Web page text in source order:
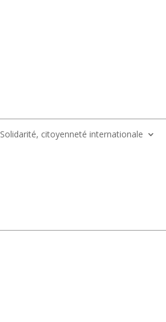
Solidarité, citoyenneté internationale